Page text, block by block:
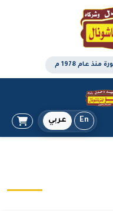
عام 1978 م
En عربي